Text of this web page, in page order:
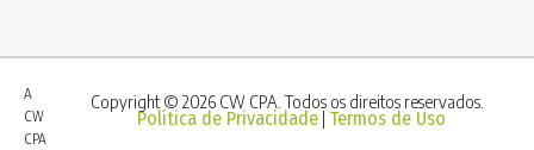
A
CW
CPA
Copyright © 2026 CW CPA. Todos os direitos reservados.
Política de Privacidade| Termos de Uso